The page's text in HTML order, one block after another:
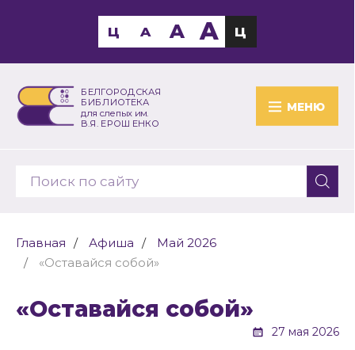
БЕЛГОРОДСКАЯ
БИБЛИОТЕКА
для слепых им.
В.Я. ЕРОШЕНКО
МЕНЮ
Ц A A A Ц
Главная Афиша
Май 2026
«Оставайся собой»
«Оставайся собой»
27 мая 2026